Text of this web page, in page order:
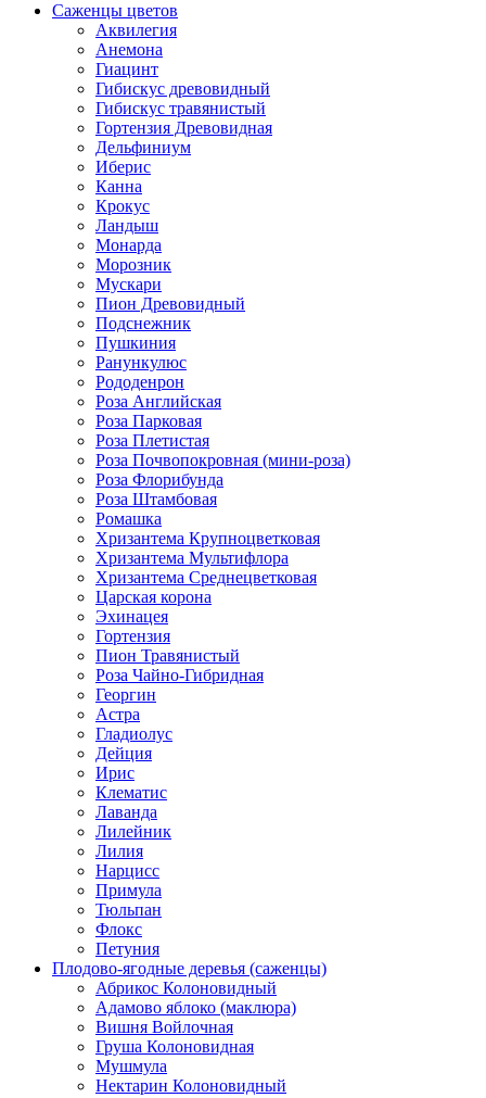
Саженцы цветов
Аквилегия
Анемона
Гиацинт
Гибискус древовидный
Гибискус травянистый
Гортензия Древовидная
Дельфиниум
Иберис
Канна
Крокус
Ландыш
Монарда
Морозник
Мускари
Пион Древовидный
Подснежник
Пушкиния
Ранункулюс
Рододенрон
Роза Английская
Роза Парковая
Роза Плетистая
Роза Почвопокровная (мини-роза)
Роза Флорибунда
Роза Штамбовая
Ромашка
Хризантема Крупноцветковая
Хризантема Мультифлора
Хризантема Среднецветковая
Царская корона
Эхинацея
Гортензия
Пион Травянистый
Роза Чайно-Гибридная
Георгин
Астра
Гладиолус
Дейция
Ирис
Клематис
Лаванда
Лилейник
Лилия
Нарцисс
Примула
Тюльпан
Флокс
Петуния
Плодово-ягодные деревья (саженцы)
Абрикос Колоновидный
Адамово яблоко (маклюра)
Вишня Войлочная
Груша Колоновидная
Мушмула
Нектарин Колоновидный